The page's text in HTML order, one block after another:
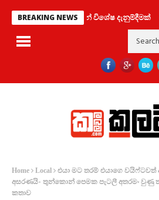
BREAKING NEWS
දෙපාර්තමේන්තුවෙන් විශේෂ දැනුම්දීමක්
Home Local
එයා මට තරම් එයාගෙ වයිෆ්ටවත්
අසරණයි- තුන්කොන් පෙමක පැටලී අතරමං
කතාව